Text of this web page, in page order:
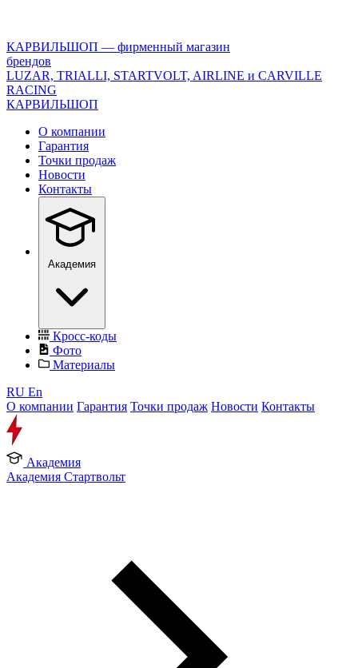
version="1.0"
encoding="utf-
8"?
>
КАРВИЛЬШОП — фирменный магазин
брендов
LUZAR, TRIALLI, STARTVOLT, AIRLINE и CARVILLE
RACING
КАРВИЛЬШОП
О компании
Гарантия
Точки продаж
Новости
Контакты
Академия
Кросс-коды
Фото
Материалы
RU En
О компании Гарантия Точки продаж Новости Контакты
Академия
Академия Стартвольт